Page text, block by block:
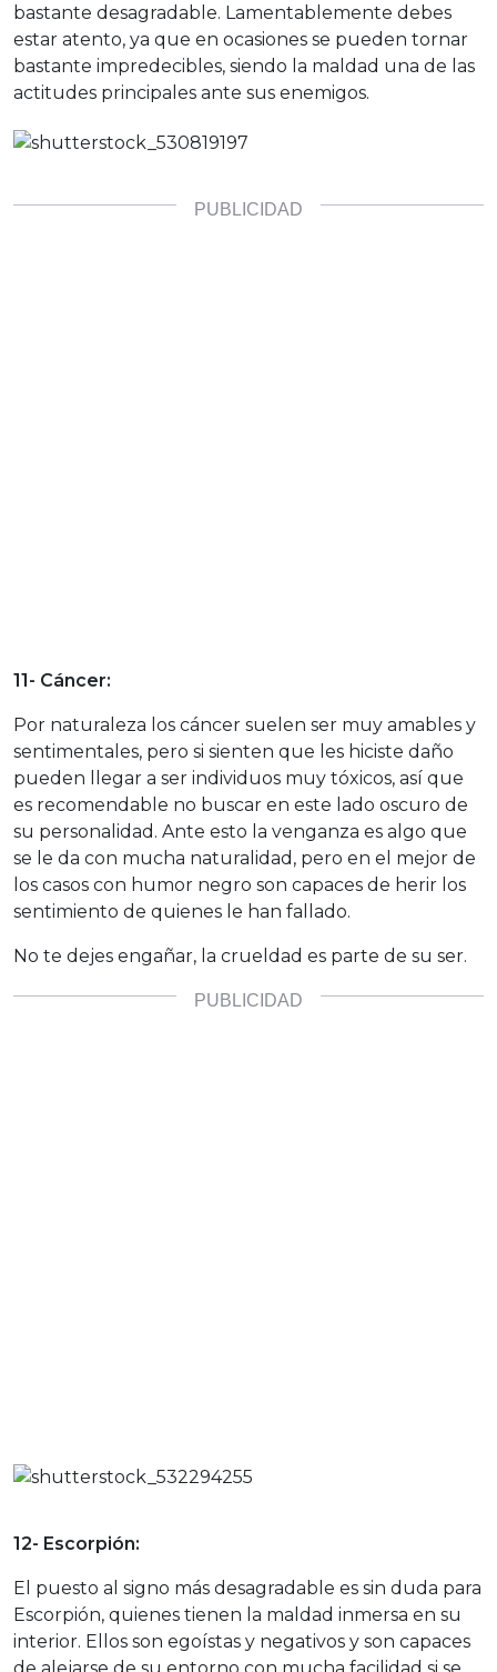
bastante desagradable. Lamentablemente debes
estar atento, ya que en ocasiones se pueden tornar
bastante impredecibles, siendo la maldad una de las
actitudes principales ante sus enemigos.
11- Cáncer:
Por naturaleza los cáncer suelen ser muy amables y
sentimentales, pero si sienten que les hiciste daño
pueden llegar a ser individuos muy tóxicos, así que
es recomendable no buscar en este lado oscuro de
su personalidad. Ante esto la venganza es algo que
se le da con mucha naturalidad, pero en el mejor de
los casos con humor negro son capaces de herir los
sentimiento de quienes le han fallado.
No te dejes engañar, la crueldad es parte de su ser.
12- Escorpión:
El puesto al signo más desagradable es sin duda para
Escorpión, quienes tienen la maldad inmersa en su
interior. Ellos son egoístas y negativos y son capaces